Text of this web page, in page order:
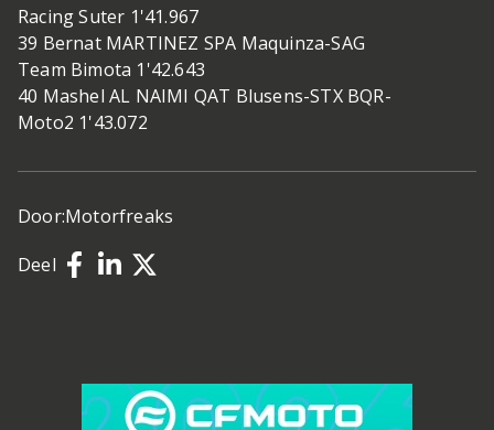
Racing Suter 1'41.967
39 Bernat MARTINEZ SPA Maquinza-SAG
Team Bimota 1'42.643
40 Mashel AL NAIMI QAT Blusens-STX BQR-
Moto2 1'43.072
Door:Motorfreaks
Deel